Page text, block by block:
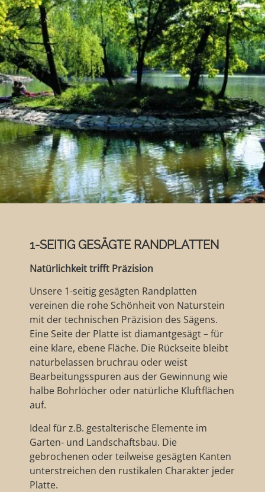
1-SEITIG GESÄGTE RANDPLATTEN
Natürlichkeit trifft Präzision
Unsere 1-seitig gesägten Randplatten
vereinen die rohe Schönheit von Naturstein
mit der technischen Präzision des Sägens.
Eine Seite der Platte ist diamantgesägt – für
eine klare, ebene Fläche. Die Rückseite bleibt
naturbelassen bruchrau oder weist
Bearbeitungsspuren aus der Gewinnung wie
halbe Bohrlöcher oder natürliche Kluftflächen
auf.
Ideal für z.B. gestalterische Elemente im
Garten- und Landschaftsbau. Die
gebrochenen oder teilweise gesägten Kanten
unterstreichen den rustikalen Charakter jeder
Platte.